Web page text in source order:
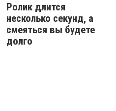
Ролик длится
несколько секунд, а
смеяться вы будете
долго